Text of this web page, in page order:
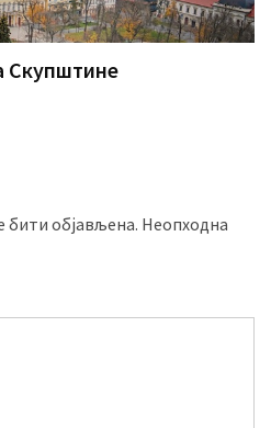
Скупштине
бити објављена. Неопходна